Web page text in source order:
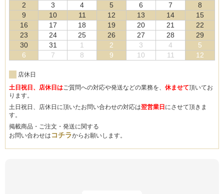
2
3 4 5 6 7
8
9
10 11 12 13 14
15
16
17 18 19 20 21
22
23
24 25 26 27 28
29
30
31 1 2 3 4
5
6
7 8 9 10 11 12
店休日
土日祝日、店休日はご質問への対応や発送などの業務を、 休ませて頂いてお
ります。
土日祝日、店休日に頂いたお問い合わせの対応は翌営業日 にさせて頂きま
す。
掲載商品・ご注文・発送に関する
お問い合わせは コチラからお願いします。